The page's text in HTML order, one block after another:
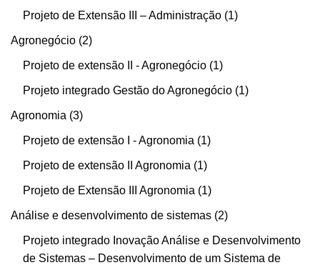
Projeto de Extensão III – Administração 1
Agronegócio 2
Projeto de extensão II - Agronegócio 1
Projeto integrado Gestão do Agronegócio 1
Agronomia 3
Projeto de extensão I - Agronomia 1
Projeto de extensão II Agronomia 1
Projeto de Extensão III Agronomia 1
Análise e desenvolvimento de sistemas 2
Projeto integrado Inovação Análise e Desenvolvimento
de Sistemas – Desenvolvimento de um Sistema de